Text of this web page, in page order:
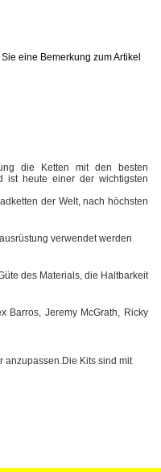
eine Bemerkung zum Artikel
die Ketten mit den besten
ist heute einer der wichtigsten
der Welt, nach höchsten
verwendet werden
des Materials, die Haltbarkeit
Barros, Jeremy McGrath, Ricky
anzupassen.Die Kits sind mit